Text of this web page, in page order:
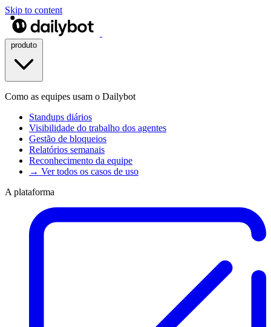
Skip to content
Como as equipes usam o Dailybot
Standups diários
Visibilidade do trabalho dos agentes
Gestão de bloqueios
Relatórios semanais
Reconhecimento da equipe
→ Ver todos os casos de uso
A plataforma